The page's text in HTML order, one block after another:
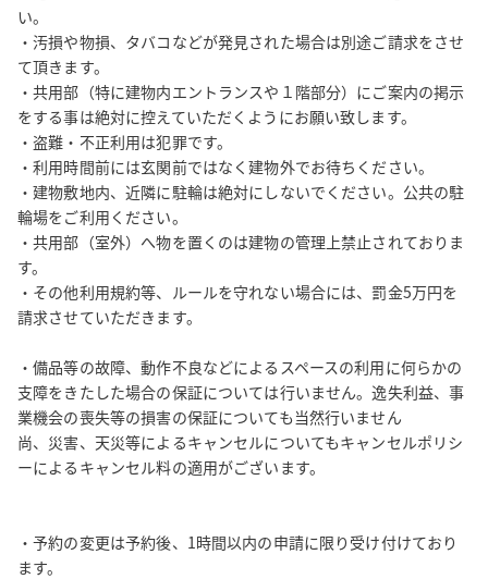
※当スペースは禁煙としておりますが、近隣の影響で室内がタバ
コ臭いとご指摘を受けることがございました。
タバコの臭いに敏感な方は当スペースの利用はお勧めしません。
その事をレビューに書かれましても建物の構造上対処しかねます
ので予めご了承頂ければと思います。
※その他、料金のお支払いや請求書の送付、予約システムに関し
てのご質問はスペイシーにお問い合わせください。
スペイシーサポート 年中無休10：00～21：00　Tel:050-8882-
5721
い。
・汚損や物損、タバコなどが発見された場合は別途ご請求をさせ
て頂きます。
・共用部（特に建物内エントランスや１階部分）にご案内の掲示
をする事は絶対に控えていただくようにお願い致します。
・盗難・不正利用は犯罪です。
・利用時間前には玄関前ではなく建物外でお待ちください。
・建物敷地内、近隣に駐輪は絶対にしないでください。公共の駐
輪場をご利用ください。
・共用部（室外）へ物を置くのは建物の管理上禁止されておりま
す。
・その他利用規約等、ルールを守れない場合には、罰金5万円を
請求させていただきます。
・備品等の故障、動作不良などによるスペースの利用に何らかの
支障をきたした場合の保証については行いません。逸失利益、事
業機会の喪失等の損害の保証についても当然行いません
尚、災害、天災等によるキャンセルについてもキャンセルポリシ
ーによるキャンセル料の適用がございます。
・予約の変更は予約後、1時間以内の申請に限り受け付けており
ます。